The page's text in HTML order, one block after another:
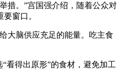
央央好物
措。”宫国强介绍，随着公众对
窗口。
大脑供应充足的能量。吃主食
看得出原形”的食材，避免加工